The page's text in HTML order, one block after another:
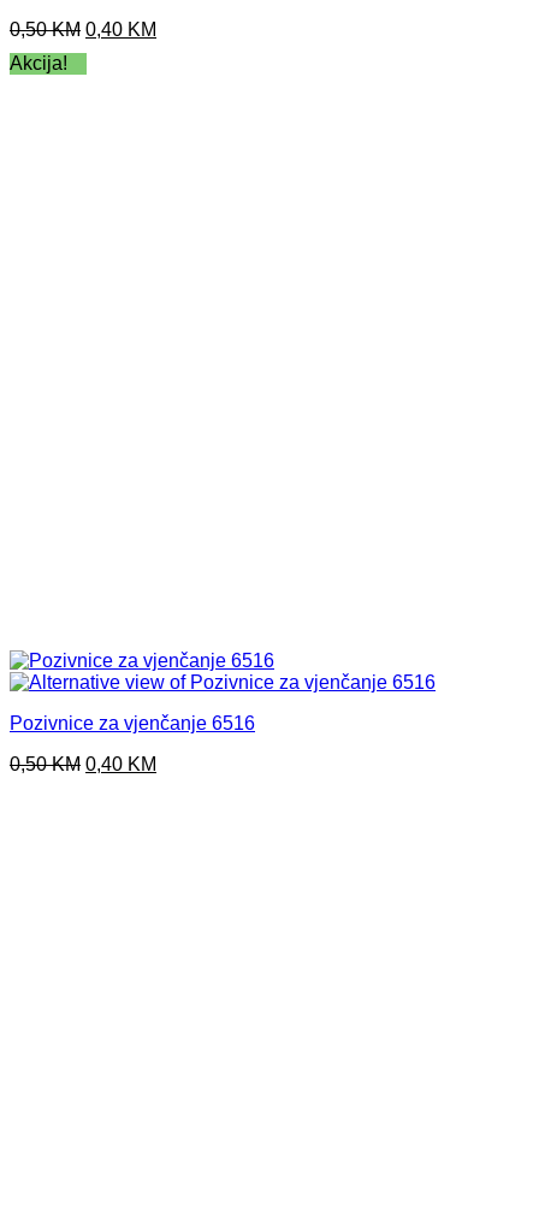
0,50KM Original
price
was:
0,40 KM
Akcija!
Pozivnice za vjenčanje 6516
0,50KM Original
0,40 KM